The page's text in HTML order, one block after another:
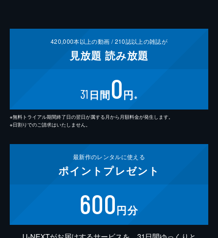
420,000本以上の動画 /210誌以上の雑誌が
見放題 読み放題
31 日間0円 ※
※無料トライアル期間終了日の翌日が属する月から月額料金が発生します。
※日割りでのご請求はいたしません。
最新作のレンタルに使える
ポイント プレゼント
600円分